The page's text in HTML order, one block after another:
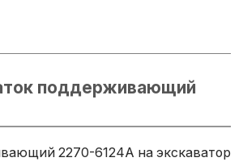
поддерживающий
2270-6124A на экскаватор